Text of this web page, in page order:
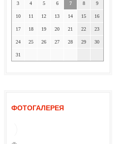
3 4 5 6 7 8 9
10 11 12 13 14 15 16
17 18 19 20 21 22 23
24 25 26 27 28 29 30
31
ФОТОГАЛЕРЕЯ